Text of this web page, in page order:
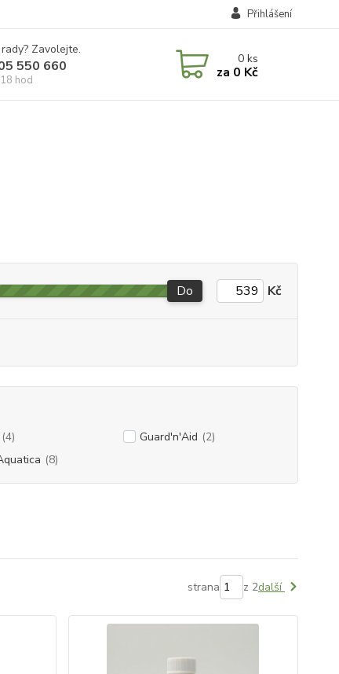
Přihlášení
Zavolejte.
550 660
hod
0ks
za 0 Kč
Do Kč
(4) Guard'n'Aid (2)
(8)
strana z 2další